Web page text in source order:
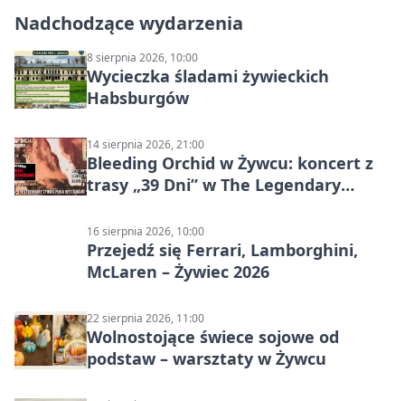
Nadchodzące wydarzenia
8 sierpnia 2026, 10:00
Wycieczka śladami żywieckich
Habsburgów
14 sierpnia 2026, 21:00
Bleeding Orchid w Żywcu: koncert z
trasy „39 Dni” w The Legendary
16 sierpnia 2026, 10:00
Przejedź się Ferrari, Lamborghini,
McLaren – Żywiec 2026
22 sierpnia 2026, 11:00
Wolnostojące świece sojowe od
podstaw – warsztaty w Żywcu